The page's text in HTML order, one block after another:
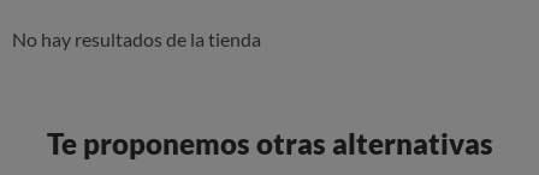
No hay resultados de la tienda
Te proponemos otras alternativas